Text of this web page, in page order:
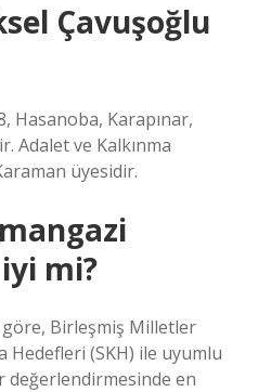
Çavuşoğlu
Hasanoba, Karapınar,
Adalet ve Kalkınma
üyesidir.
mi?
göre, Birleşmiş Milletler
Hedefleri (SKH) ile uyumlu
değerlendirmesinde en